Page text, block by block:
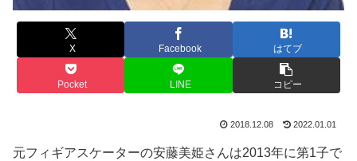
X Facebook はてブ
Pocket LINE コピー
2018.12.08 2022.01.01
元フィギアスケーターの安藤美姫さんは2013年に第1子で